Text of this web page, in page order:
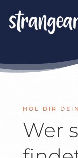
HOL DIR
Wer